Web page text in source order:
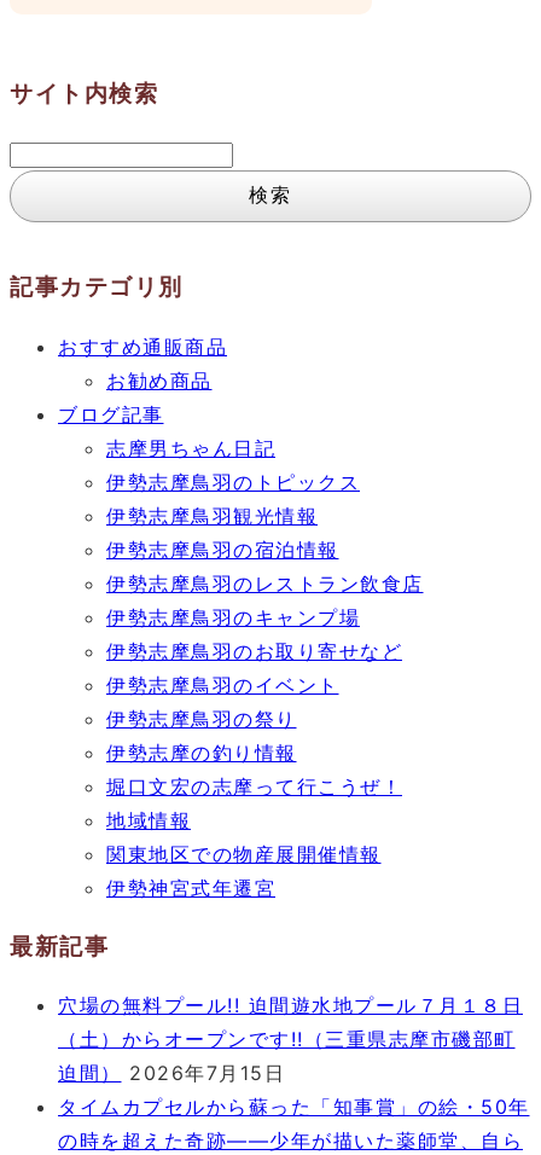
サイト内検索
検
索:
記事カテゴリ別
おすすめ通販商品
お勧め商品
ブログ記事
志摩男ちゃん日記
伊勢志摩鳥羽のトピックス
伊勢志摩鳥羽観光情報
伊勢志摩鳥羽の宿泊情報
伊勢志摩鳥羽のレストラン飲食店
伊勢志摩鳥羽のキャンプ場
伊勢志摩鳥羽のお取り寄せなど
伊勢志摩鳥羽のイベント
伊勢志摩鳥羽の祭り
伊勢志摩の釣り情報
堀口文宏の志摩って行こうぜ！
地域情報
関東地区での物産展開催情報
伊勢神宮式年遷宮
最新記事
穴場の無料プール!! 迫間遊水地プール７月１８日
（土）からオープンです!!（三重県志摩市磯部町
迫間）
2026年7月15日
タイムカプセルから蘇った「知事賞」の絵・50年
の時を超えた奇跡――少年が描いた薬師堂、自ら